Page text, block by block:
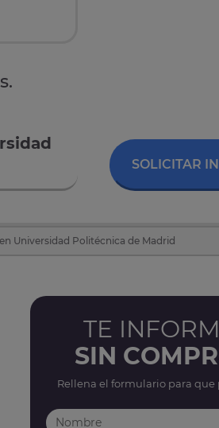
SOLICITAR
Universidad Politécnica de Madrid
TE
SIN
Rellena el formulario para